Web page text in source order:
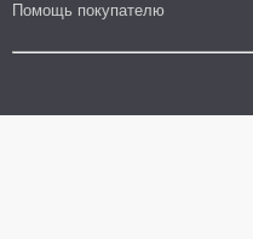
Помощь покупателю